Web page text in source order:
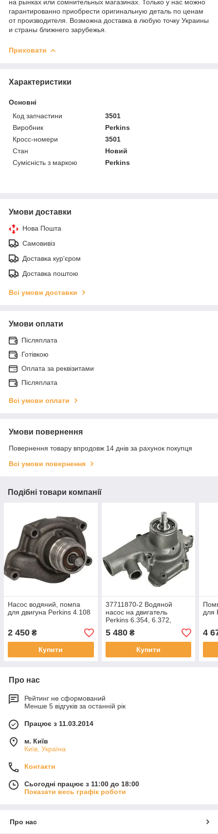
на рынках или сомнительных магазинах. Только у нас можно
гарантированно приобрести оригинальную деталь по ценам
от производителя. Возможна доставка в любую точку Украины
и страны ближнего зарубежья.
Приховати
Характеристики
Основні
Код запчастини
3501
Виробник
Perkins
Кросс-номери
3501
Стан
Новий
Сумісність з маркою
Perkins
Умови доставки
Нова Пошта
Самовивіз
Доставка кур'єром
Доставка поштою
Всі умови доставки
Умови оплати
Післяплата
Готівкою
Оплата за реквізитами
Післяплата
Всі умови оплати
Умови повернення
Повернення товару впродовж 14 днів за рахунок покупця
Всі умови повернення
Подібні товари компанії
Насос водяний, помпа
для двигуна Perkins 4.108
2 450 ₴
Купити
37711870-2 Водяной
насос на двигатель
Perkins 6.354, 6.372,
Dominator
5 480₴
Купити
для
4
Про нас
Рейтинг не сформований
Менше 5 відгуків за останній рік
Працює з 11.03.2014
м. Київ
Київ, Україна
Контакти
Сьогодні працює з 11:00 до 18:00
Показати весь графік роботи
Про нас